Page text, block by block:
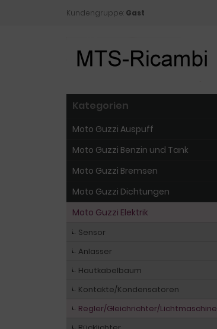
Kundengruppe: Gast
Kategorien
Moto Guzzi Auspuff
Moto Guzzi Benzin und Tank
Moto Guzzi Bremsen
Moto Guzzi Dichtungen
Moto Guzzi Elektrik
Sensor
Anlasser
Hautkabelbaum
Kontakte/Kondensatoren
Regler/Gleichrichter/Lichtmaschine